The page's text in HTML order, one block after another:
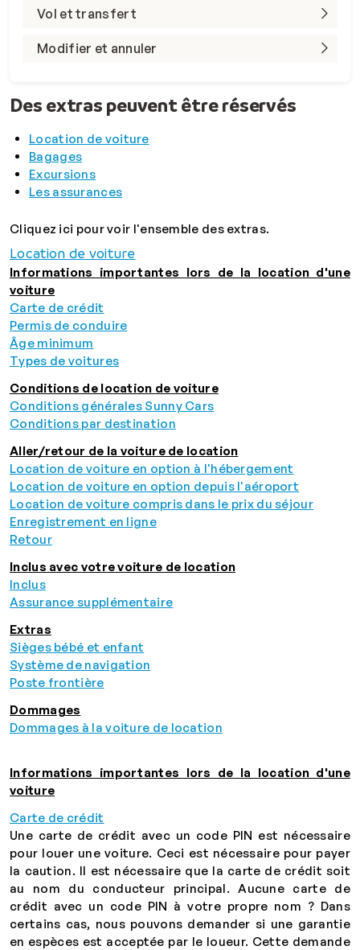
Vol et transfert
Modifier et annuler
Des extras peuvent être réservés
Location de voiture
Bagages
Excursions
Les assurances
Cliquez ici pour voir l'ensemble des extras.
Location de voiture
Informations importantes lors de la location d'une
voiture
Carte de crédit
Permis de conduire
Âge minimum
Types de voitures
Conditions de location de voiture
Conditions générales Sunny Cars
Conditions par destination
Aller/retour de la voiture de location
Location de voiture en option à l'hébergement
Location de voiture en option depuis l'aéroport
Location de voiture compris dans le prix du séjour
Enregistrement en ligne
Retour
Inclus avec votre voiture de location
Inclus
Assurance supplémentaire
Extras
Sièges bébé et enfant
Système de navigation
Poste frontière
Dommages
Dommages à la voiture de location
Informations importantes lors de la location d'une
voiture
Carte de crédit
Une carte de crédit avec un code PIN est nécessaire
pour louer une voiture. Ceci est nécessaire pour payer
la caution. Il est nécessaire que la carte de crédit soit
au nom du conducteur principal. Aucune carte de
crédit avec un code PIN à votre propre nom ? Dans
certains cas, nous pouvons demander si une garantie
en espèces est acceptée par le loueur. Cette demande